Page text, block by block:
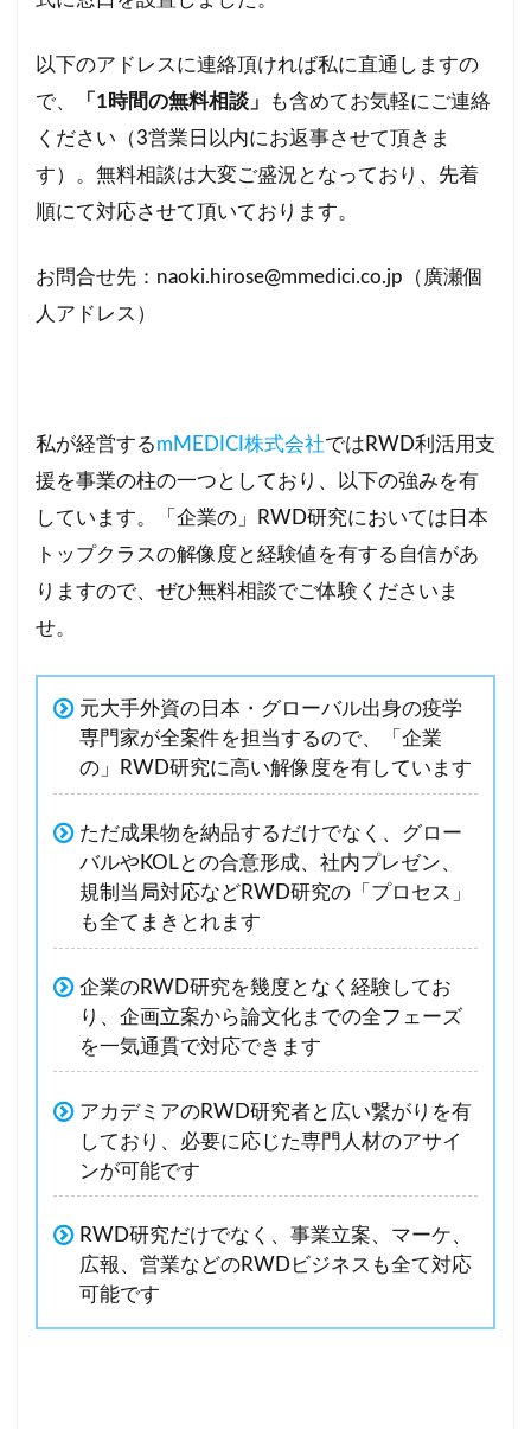
以下のアドレスに連絡頂ければ私に直通しますの
で、
「1時間の無料相談」
も含めてお気軽にご連絡
ください（3営業日以内にお返事させて頂きま
す）。無料相談は大変ご盛況となっており、先着
順にて対応させて頂いております。
お問合せ先：naoki.hirose@mmedici.co.jp（廣瀬個
人アドレス）
私が経営するmMEDICI株式会社ではRWD利活用支
援を事業の柱の一つとしており、以下の強みを有
しています。「企業の」RWD研究においては日本
トップクラスの解像度と経験値を有する自信があ
りますので、ぜひ無料相談でご体験くださいま
せ。
元大手外資の日本・グローバル出身の疫学
専門家が全案件を担当するので、「企業
の」RWD研究に高い解像度を有しています
ただ成果物を納品するだけでなく、グロー
バルやKOLとの合意形成、社内プレゼン、
規制当局対応などRWD研究の「プロセス」
も全てまきとれます
企業のRWD研究を幾度となく経験してお
り、企画立案から論文化までの全フェーズ
を一気通貫で対応できます
アカデミアのRWD研究者と広い繋がりを有
しており、必要に応じた専門人材のアサイ
ンが可能です
RWD研究だけでなく、事業立案、マーケ、
広報、営業などのRWDビジネスも全て対応
可能です